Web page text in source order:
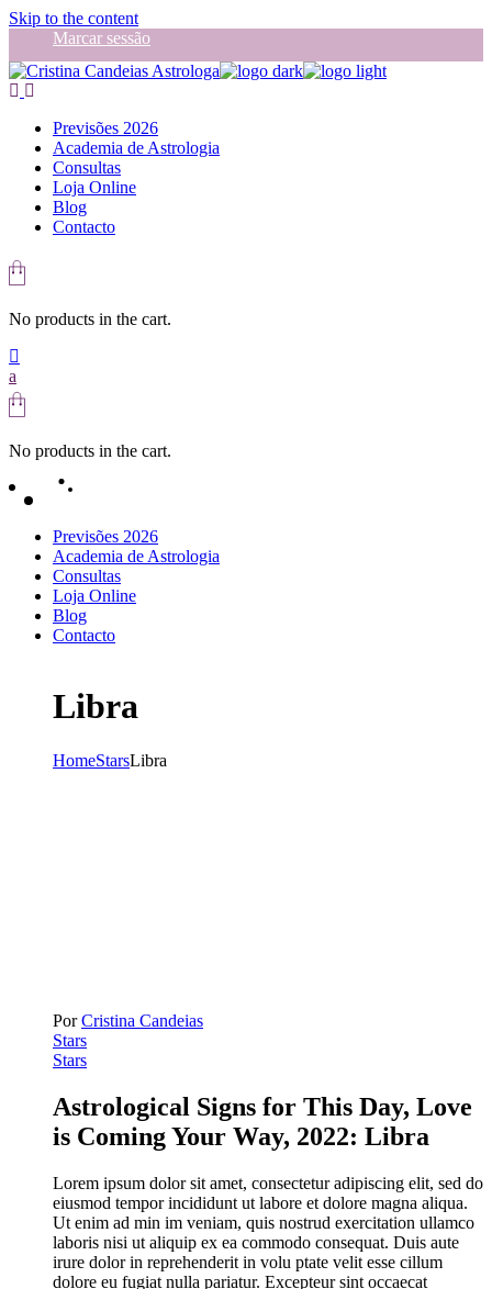
Skip to the content
Marcar sessão
Previsões 2026
Academia de Astrologia
Consultas
Loja Online
Blog
Contacto
No products in the cart.
No products in the cart.
Previsões 2026
Academia de Astrologia
Consultas
Loja Online
Blog
Contacto
Libra
HomeStarsLibra
Por Cristina Candeias
Stars
Stars
Astrological Signs for This Day, Love
is Coming Your Way, 2022: Libra
Lorem ipsum dolor sit amet, consectetur adipiscing elit, sed do
eiusmod tempor incididunt ut labore et dolore magna aliqua.
Ut enim ad min im veniam, quis nostrud exercitation ullamco
laboris nisi ut aliquip ex ea commodo consequat. Duis aute
irure dolor in reprehenderit in volu ptate velit esse cillum
dolore eu fugiat nulla pariatur. Excepteur sint occaecat